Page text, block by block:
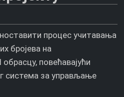
процес учитавања
бројева на
повећавајући
система за управљање